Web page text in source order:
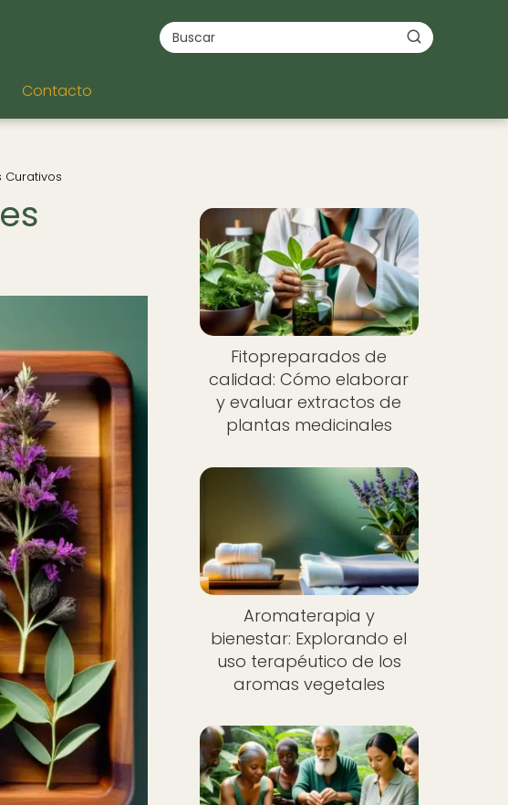
Contacto
Curativos
Fitopreparados de
calidad: Cómo elaborar
y evaluar extractos de
plantas medicinales
Aromaterapia y
bienestar: Explorando el
uso terapéutico de los
aromas vegetales